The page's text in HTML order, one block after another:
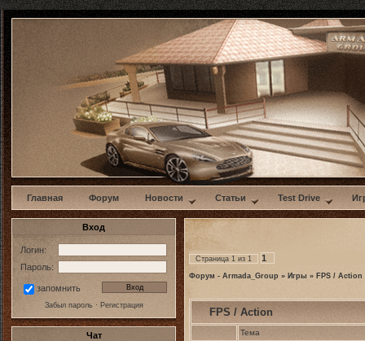
w
Главная Форум Новости Статьи Test Drive
Вход
Логин:
Пароль:
запомнить
Забыл пароль· Регистрация
Чат
Страница 1 из 1 1
Форум - Armada_Group » Игры » FPS / Action
FPS / Action
Тема